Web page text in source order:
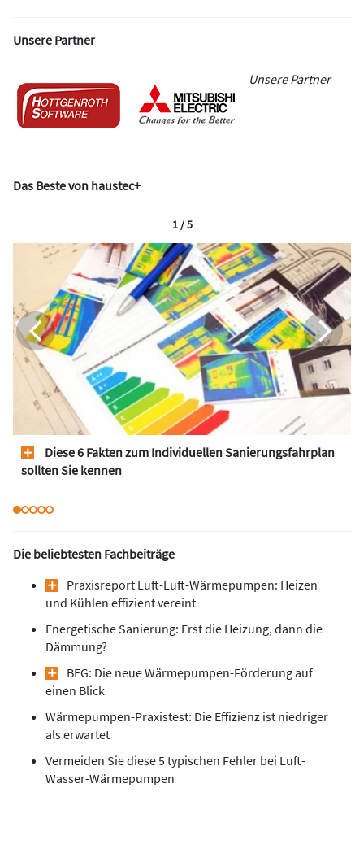
Unsere Partner
Unsere Partner
Das Beste von haustec+
Diese 6 Fakten zum Individuellen Sanierungsfahrplan
sollten Sie kennen
1 / 5
Die beliebtesten Fachbeiträge
Praxisreport Luft-Luft-Wärmepumpen: Heizen
und Kühlen effizient vereint
Energetische Sanierung: Erst die Heizung, dann die
Dämmung?
BEG: Die neue Wärmepumpen-Förderung auf
einen Blick
Wärmepumpen-Praxistest: Die Effizienz ist niedriger
als erwartet
Vermeiden Sie diese 5 typischen Fehler bei Luft-
Wasser-Wärmepumpen